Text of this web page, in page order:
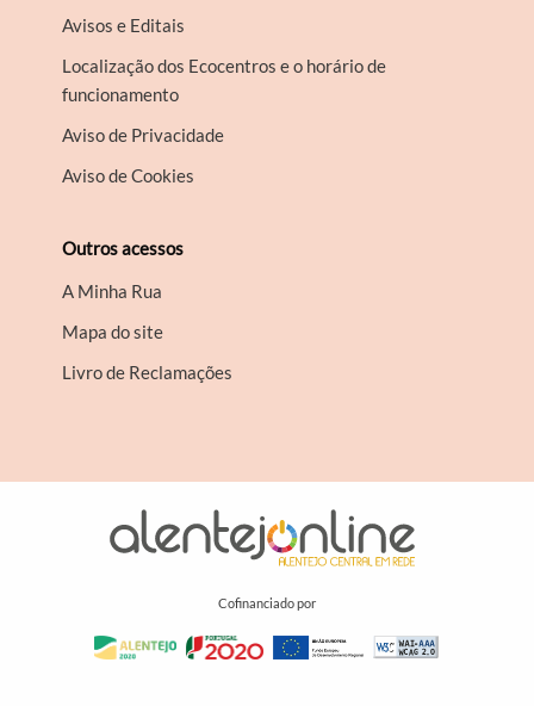
Avisos e Editais
Localização dos Ecocentros e o horário de
funcionamento
Aviso de Privacidade
Aviso de Cookies
Outros acessos
A Minha Rua
Mapa do site
Livro de Reclamações
Cofinanciado por